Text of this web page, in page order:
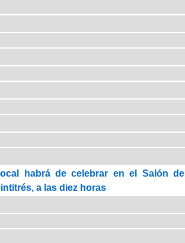
habrá de celebrar en el Salón de
a las diez horas